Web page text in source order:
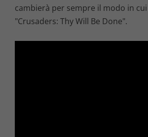
cambierà per sempre il modo in
"Crusaders: Thy Will Be Done".